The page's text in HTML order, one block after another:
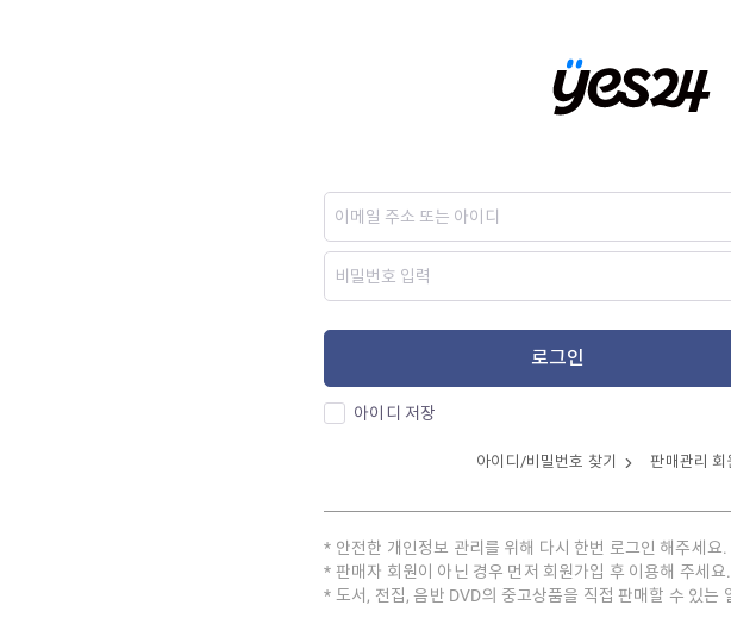
로그인
아이디 저장
아이디/비밀번호 찾기 판매관리 회
안전한 개인정보 관리를 위해 다시 한번 로그인 해주세요.
판매자 회원이 아닌 경우 먼저 회원가입 후 이용해 주세요.
도서, 전집, 음반 DVD의 중고상품을 직접 판매할 수 있는